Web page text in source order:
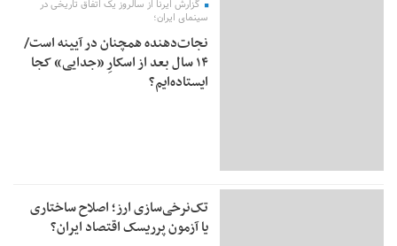
گزارش ایرنا از سالروز یک اتفاق تاریخی در
سینمای ایران؛
نجات‌دهنده‌ همچنان در آیینه است/
۱۴ سال بعد از اسکارِ «جدایی» کجا
ایستاده‌ایم؟
تک‌نرخی‌سازی ارز؛ اصلاح ساختاری
یا آزمون پرریسک اقتصاد ایران؟